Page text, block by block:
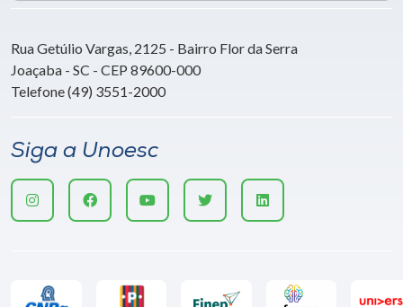
Rua Getúlio Vargas, 2125 - Bairro Flor da Serra
Joaçaba - SC - CEP 89600-000
Telefone (49) 3551-2000
Siga a Unoesc